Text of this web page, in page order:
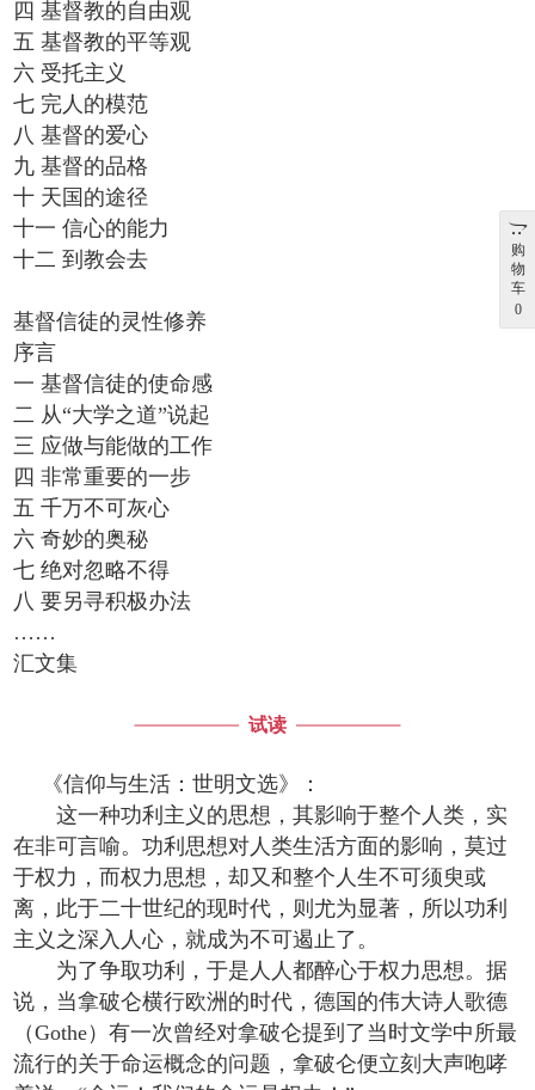
四 基督教的自由观
五 基督教的平等观
六 受托主义
七 完人的模范
八 基督的爱心
九 基督的品格
十 天国的途径
十一 信心的能力
十二 到教会去
基督信徒的灵性修养
序言
一 基督信徒的使命感
二 从“大学之道”说起
三 应做与能做的工作
四 非常重要的一步
五 千万不可灰心
六 奇妙的奥秘
七 绝对忽略不得
八 要另寻积极办法
……
汇文集
试读
《信仰与生活：世明文选》：
这一种功利主义的思想，其影响于整个人类，实
在非可言喻。功利思想对人类生活方面的影响，莫过
于权力，而权力思想，却又和整个人生不可须臾或
离，此于二十世纪的现时代，则尤为显著，所以功利
主义之深入人心，就成为不可遏止了。
为了争取功利，于是人人都醉心于权力思想。据
说，当拿破仑横行欧洲的时代，德国的伟大诗人歌德
（Gothe）有一次曾经对拿破仑提到了当时文学中所最
流行的关于命运概念的问题，拿破仑便立刻大声咆哮
购
物
车
0